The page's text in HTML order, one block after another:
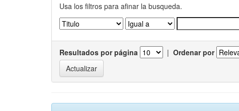
Usa los filtros para afinar la busqueda.
Resultados por página | Ordenar por